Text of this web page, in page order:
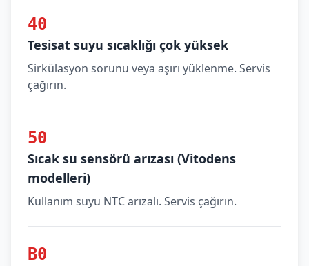
40
Tesisat suyu sıcaklığı çok yüksek
Sirkülasyon sorunu veya aşırı yüklenme. Servis
çağırın.
50
Sıcak su sensörü arızası (Vitodens
modelleri)
Kullanım suyu NTC arızalı. Servis çağırın.
B0